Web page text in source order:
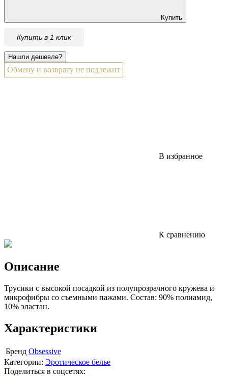
Купить
Купить в 1 клик
Обмену и возврату не подлежит
В избранное
К сравнению
Описание
Трусики с высокой посадкой из полупрозрачного кружева и
микрофибры со съемными пажами. Состав: 90% полиамид,
10% эластан.
Характеристики
Бренд Obsessive
Категории: Эротическое белье
Поделиться в соцсетях: